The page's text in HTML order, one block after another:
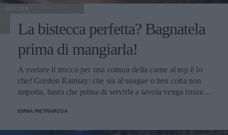
CUCINA
La bistecca perfetta? Bagnatela
prima di mangiarla!
A svelare il trucco per una cottura della carne al top è lo
chef Gordon Ramsay: che sia al sangue o ben cotta non
importa, basta che prima di servirla a tavola venga irrorata
EMMA PIETRAROSA